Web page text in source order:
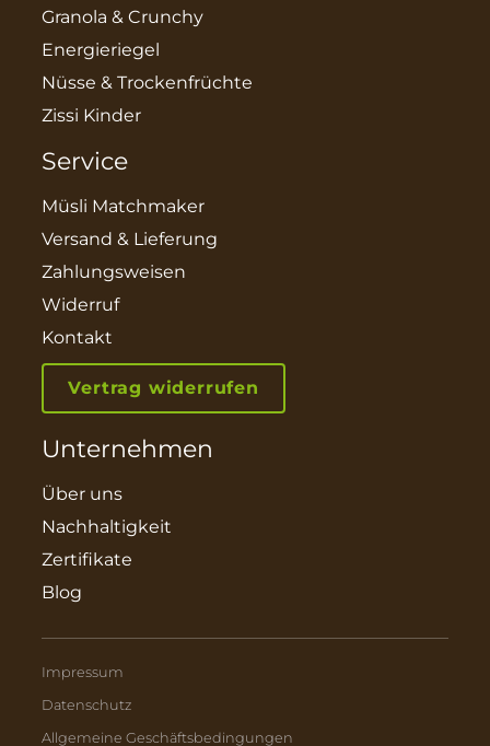
Granola & Crunchy
Energieriegel
Nüsse & Trockenfrüchte
Zissi Kinder
Service
Müsli Matchmaker
Versand & Lieferung
Zahlungsweisen
Widerruf
Kontakt
Vertrag widerrufen
Unternehmen
Über uns
Nachhaltigkeit
Zertifikate
Blog
Impressum
Datenschutz
Allgemeine Geschäftsbedingungen